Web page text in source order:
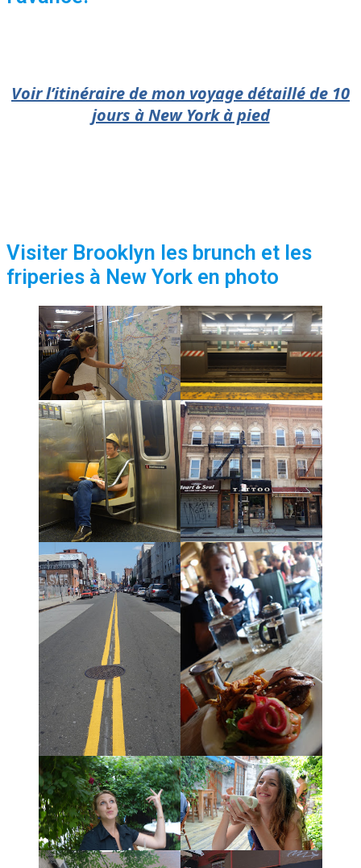
Voir l’itinéraire de mon voyage détaillé de 10
jours à New York à pied
Visiter Brooklyn les brunch et les
friperies à New York en photo